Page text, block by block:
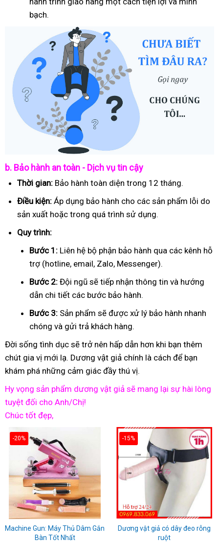
bạch.
b. Bảo hành an toàn - Dịch vụ tin cậy
Thời gian: Bảo hành toàn diện trong 12 tháng.
Điều kiện: Áp dụng bảo hành cho các sản phẩm lỗi do
sản xuất hoặc trong quá trình sử dụng.
Quy trình:
Bước 1: Liên hệ bộ phận bảo hành qua các kênh hỗ
trợ (hotline, email, Zalo, Messenger).
Bước 2: Đội ngũ sẽ tiếp nhận thông tin và hướng
dẫn chi tiết các bước bảo hành.
Bước 3: Sản phẩm sẽ được xử lý bảo hành nhanh
chóng và gửi trả khách hàng.
Đời sống tình dục sẽ trở nên hấp dẫn hơn khi bạn thêm
chút gia vị mới lạ. Dương vật giả chính là cách để bạn
khám phá những cảm giác đầy thú vị.
Hy vọng sản phẩm dương vật giả sẽ mang lại sự hài lòng
tuyệt đối cho Anh/Chị!
Chúc tốt đẹp,
-20%
Machine Gun: Máy Thủ Dâm Gắn
Bàn Tốt Nhất
-15%
Dương vật giả có dây đeo rỗng
ruột